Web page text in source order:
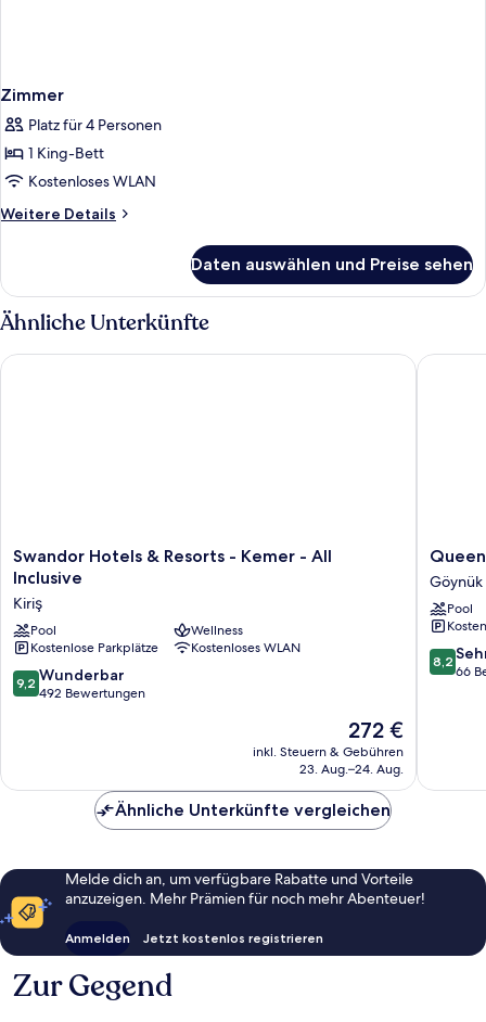
Zimmer
Platz für 4 Personen
1 King-Bett
Kostenloses WLAN
Weitere Details
Weitere
Daten auswählen und Preise sehen
Ähnliche Unterkünfte
Swandor
Hotels
Resorts
-
Kemer
-
All
Swandor Hotels & Resorts - Kemer - All
Inclusive
Kiriş
Pool
Wellness
Kostenlose Parkplätze
Kostenloses WLAN
9.2
von
9,2 Wunderbar
492 Bewertungen
Der
Preis
beträgt
272 €
inkl. Steuern & Gebühren
23. Aug.–24. Aug.
Swandor Hotels & Resorts - Kemer - All Inclusive
Queen's
Park
Resort
-
All
inclusive
Göynük
Pool
8.2
von
8,2
66
Ähnliche Unterkünfte vergleichen
Melde dich an, um verfügbare Rabatte und Vorteile
anzuzeigen. Mehr Prämien für noch mehr Abenteuer!
Anmelden Jetzt kostenlos registrieren
Zur Gegend